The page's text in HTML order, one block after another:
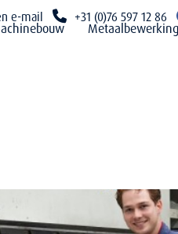
e-mail +31 (0)76 597 12 86
Metaalbewerking